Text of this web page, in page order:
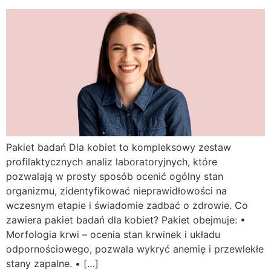
Pakiet badań Dla kobiet to kompleksowy zestaw
profilaktycznych analiz laboratoryjnych, które
pozwalają w prosty sposób ocenić ogólny stan
organizmu, zidentyfikować nieprawidłowości na
wczesnym etapie i świadomie zadbać o zdrowie. Co
zawiera pakiet badań dla kobiet? Pakiet obejmuje: •
Morfologia krwi – ocenia stan krwinek i układu
odpornościowego, pozwala wykryć anemię i przewlekłe
stany zapalne. • […]